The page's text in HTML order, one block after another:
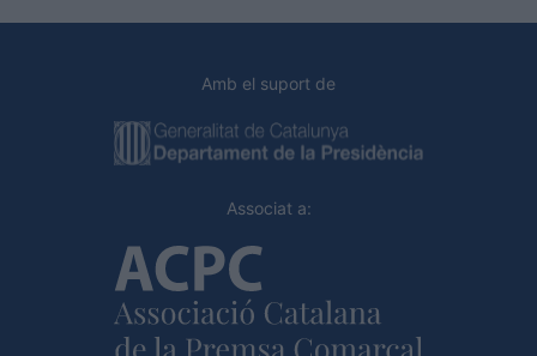
Amb el suport de
Associat a: